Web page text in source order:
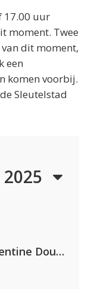
17.00 uur
moment. Twee
dit moment,
een
komen voorbij.
Sleutelstad
Calvin Harris & Clementine Douglas